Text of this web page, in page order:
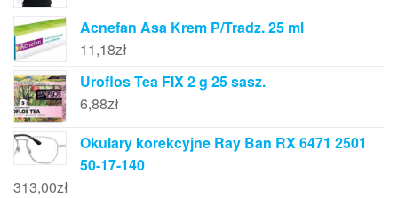
Acnefan Asa Krem P/Tradz. 25 ml
11,18zł
Uroflos Tea FIX 2 g 25 sasz.
6,88zł
Okulary korekcyjne Ray Ban RX 6471 2501
50-17-140
313,00zł